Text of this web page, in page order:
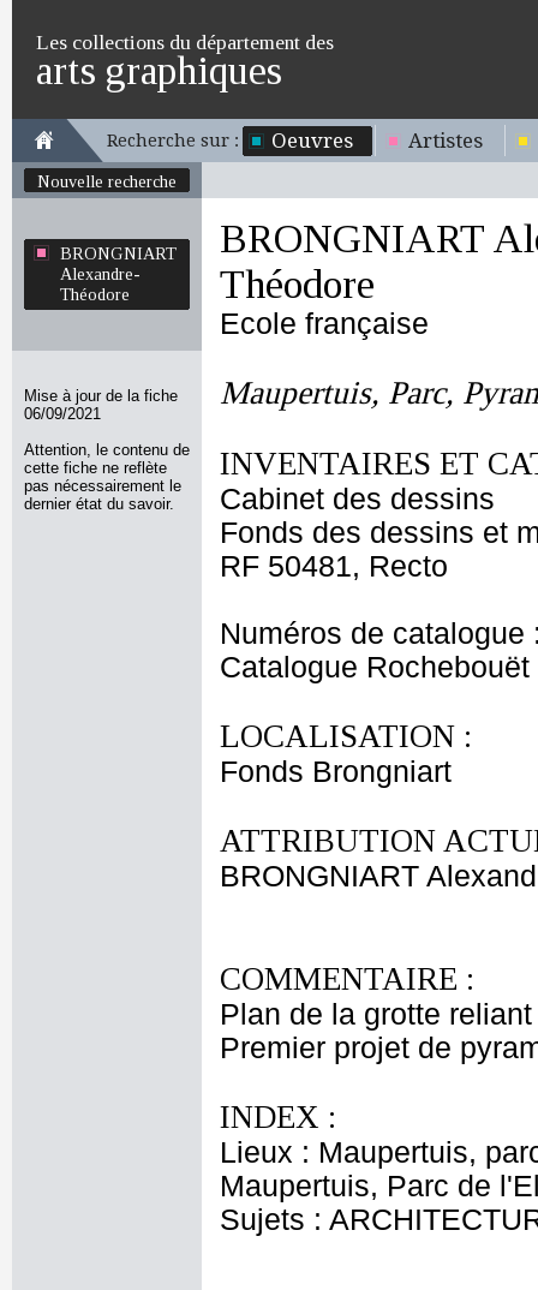
Les collections du département des
arts graphiques
Recherche sur : Oeuvres Artistes
Nouvelle recherche
BRONGNIART
Alexandre-
Théodore
Mise à jour de la fiche
06/09/2021
Attention, le contenu de
cette fiche ne reflète
pas nécessairement le
dernier état du savoir.
BRONGNIART
Théodore
Ecole française
Maupertuis, Parc,
INVENTAIRES ET
Cabinet des dessins
Fonds des dessins et
RF 50481, Recto
Numéros de catalogue
Catalogue Rochebouët
LOCALISATION :
Fonds Brongniart
ATTRIBUTION
BRONGNIART
COMMENTAIRE :
Plan de la grotte
Premier projet de
INDEX :
Lieux : Maupertuis,
Maupertuis, Parc de
Sujets :